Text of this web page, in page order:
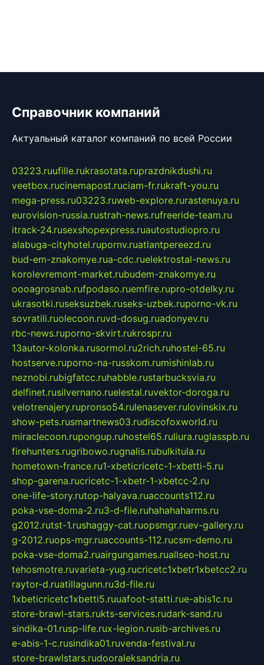
Справочник компаний
Актуальный каталог компаний по всей России
03223.ruufille.rukrasotata.ruprazdnikdushi.ru
veetbox.rucinemapost.ruciam-fr.rukraft-you.ru
mega-press.ru03223.ruweb-explore.rurastenuya.ru
eurovision-russia.rustrah-news.rufreeride-team.ru
itrack-24.rusexshopexpress.ruautostudiopro.ru
alabuga-cityhotel.rupornv.ruatlantpereezd.ru
bud-em-znakomye.rua-cdc.ruelektrostal-news.ru
korolevremont-market.rubudem-znakomye.ru
oooagrosnab.rufpodaso.ruemfire.rupro-otdelky.ru
ukrasotki.ruseksuzbek.ruseks-uzbek.ruporno-vk.ru
sovratili.ruolecoon.ruvd-dosug.ruadonyev.ru
rbc-news.ruporno-skvirt.rukrospr.ru
13autor-kolonka.rusormol.ru2rich.ruhostel-65.ru
hostserve.ruporno-na-russkom.rumishinlab.ru
neznobi.rubigfatcc.ruhabble.rustarbucksvia.ru
delfinet.rusilvernano.ruelestal.ruvektor-doroga.ru
velotrenajery.rupronso54.rulenasever.rulovinskix.ru
show-pets.rusmartnews03.rudiscofoxworld.ru
miraclecoon.rupongup.ruhostel65.ruliura.ruglasspb.ru
firehunters.rugribowo.rugnalis.rubulkitula.ru
hometown-france.ru1-xbeticricetc-1-xbetti-5.ru
shop-garena.rucricetc-1-xbetr-1-xbetcc-2.ru
one-life-story.rutop-halyava.ruaccounts112.ru
poka-vse-doma-2.ru3-d-file.ruhahahaharms.ru
g2012.rutst-1.rushaggy-cat.ruopsmgr.ruev-gallery.ru
g-2012.ruops-mgr.ruaccounts-112.rucsm-demo.ru
poka-vse-doma2.ruairgungames.ruallseo-host.ru
tehosmotre.ruvarieta-yug.rucricetc1xbetr1xbetcc2.ru
raytor-d.ruatillagunn.ru3d-file.ru
1xbeticricetc1xbetti5.ruuafoot-statti.rue-abis1c.ru
store-brawl-stars.rukts-services.rudark-sand.ru
sindika-01.rusp-life.rux-legion.rusib-archives.ru
e-abis-1-c.rusindika01.ruvenda-festival.ru
store-brawlstars.rudooraleksandria.ru